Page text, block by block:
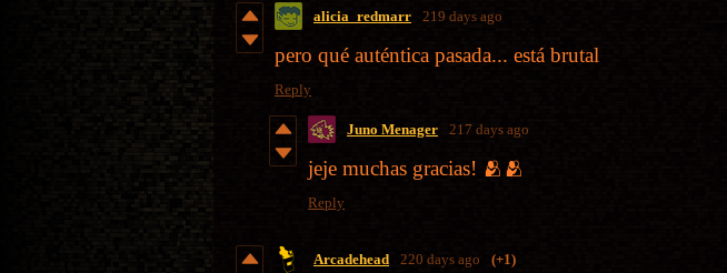
alicia_redmarr 219 days ago
pero qué auténtica pasada... está brutal
Reply
Juno Menager 217 days ago
jeje muchas gracias! 🫂🫂
Reply
Arcadehead 220 days ago (+1)